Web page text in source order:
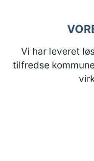
Vi har leveret
tilfredse